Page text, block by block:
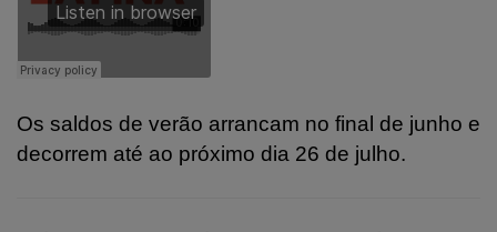
Os saldos de verão arrancam no final de junho e
decorrem até ao próximo dia 26 de julho.